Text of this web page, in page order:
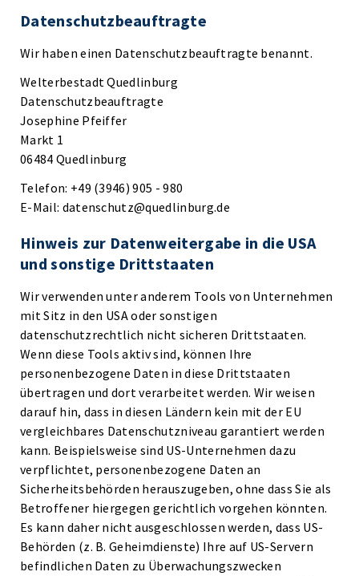
Datenschutz­beauftragte
Wir haben einen Datenschutzbeauftragte benannt.
Welterbestadt Quedlinburg
Datenschutzbeauftragte
Josephine Pfeiffer
Markt 1
06484 Quedlinburg
Telefon: +49 (3946) 905 - 980
E-Mail: datenschutz@quedlinburg.de
Hinweis zur Datenweitergabe in die USA
und sonstige Drittstaaten
Wir verwenden unter anderem Tools von Unternehmen
mit Sitz in den USA oder sonstigen
datenschutzrechtlich nicht sicheren Drittstaaten.
Wenn diese Tools aktiv sind, können Ihre
personenbezogene Daten in diese Drittstaaten
übertragen und dort verarbeitet werden. Wir weisen
darauf hin, dass in diesen Ländern kein mit der EU
vergleichbares Datenschutzniveau garantiert werden
kann. Beispielsweise sind US-Unternehmen dazu
verpflichtet, personenbezogene Daten an
Sicherheitsbehörden herauszugeben, ohne dass Sie als
Betroffener hiergegen gerichtlich vorgehen könnten.
Es kann daher nicht ausgeschlossen werden, dass US-
Behörden (z. B. Geheimdienste) Ihre auf US-Servern
befindlichen Daten zu Überwachungszwecken